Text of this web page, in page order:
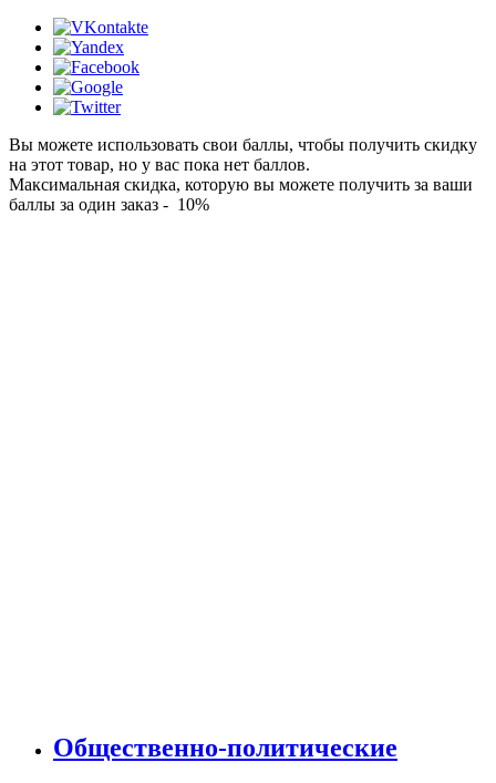
Вы можете использовать свои баллы, чтобы получить скидку
на этот товар, но у вас пока нет баллов.
Максимальная скидка, которую вы можете получить за ваши
баллы за один заказ - 10%
Общественно-политические